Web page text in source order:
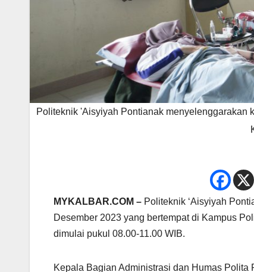
Politeknik 'Aisyiyah Pontianak menyelenggarakan
MYKALBAR.COM – Politeknik ‘Aisyiyah
Desember 2023 yang bertempat di Kampus
dimulai pukul 08.00-11.00 WIB.
Kepala Bagian Administrasi dan Humas